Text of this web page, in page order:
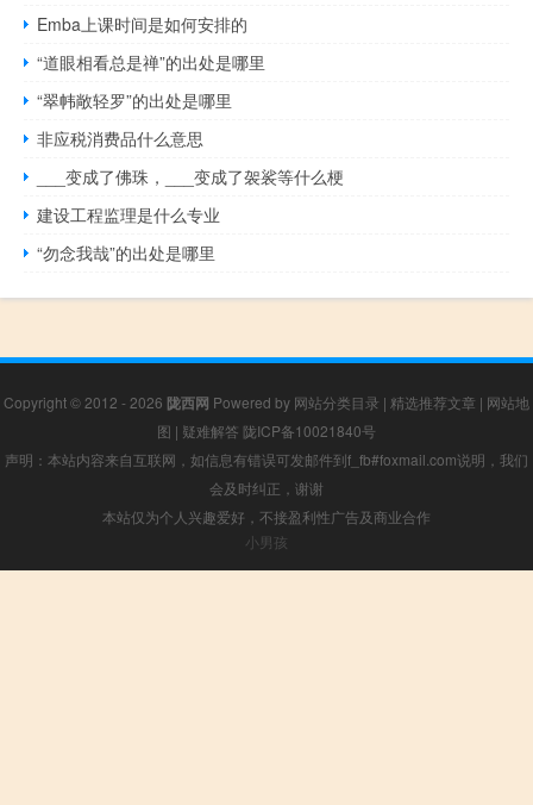
Emba上课时间是如何安排的
“道眼相看总是禅”的出处是哪里
“翠帏敞轻罗”的出处是哪里
非应税消费品什么意思
___变成了佛珠，___变成了袈裟等什么梗
建设工程监理是什么专业
“勿念我哉”的出处是哪里
Copyright © 2012 - 2026 陇西网 Powered by 网站分类目录 | 精选推荐文章 | 网站地
图 | 疑难解答 陇ICP备10021840号
声明：本站内容来自互联网，如信息有错误可发邮件到f_fb#foxmail.com说明，我们
会及时纠正，谢谢
本站仅为个人兴趣爱好，不接盈利性广告及商业合作
小男孩